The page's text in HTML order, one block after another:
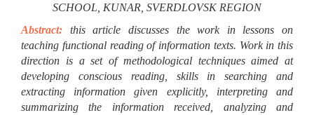
SCHOOL, KUNAR, SVERDLOVSK REGION
Abstract: this article discusses the work in lessons on
teaching functional reading of information texts. Work in this
direction is a set of methodological techniques aimed at
developing conscious reading, skills in searching and
extracting information given explicitly, interpreting and
summarizing the information received, analyzing and